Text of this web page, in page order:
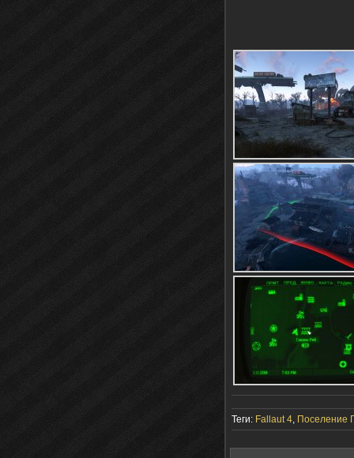
Теги: Fallaut 4, Поселение